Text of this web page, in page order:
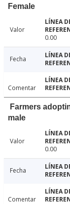
Female
Valor
0.00
Fecha
Comentar
Farmers
male
Valor
0.00
Fecha
Comentar